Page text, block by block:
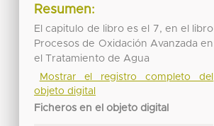
Resumen:
El capitulo de libro es el 7, en el libro
Procesos de Oxidación Avanzada en
el Tratamiento de Agua
Mostrar el registro completo del
objeto digital
Ficheros en el objeto digital